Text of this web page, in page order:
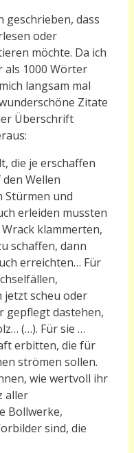
geschrieben, dass
oder
möchte. Da ich
als 1000 Wörter
langsam mal
Zitate
Überschrift
die je erschaffen
Wellen
Stürmen und
erleiden mussten
klammerten,
schaffen, dann
erreichten… Für
jetzt scheu oder
gepflegt dastehen,
(…). Für sie …
erbitten, die für
strömen sollen.
wie wertvoll ihr
aller
Bollwerke,
sind, die